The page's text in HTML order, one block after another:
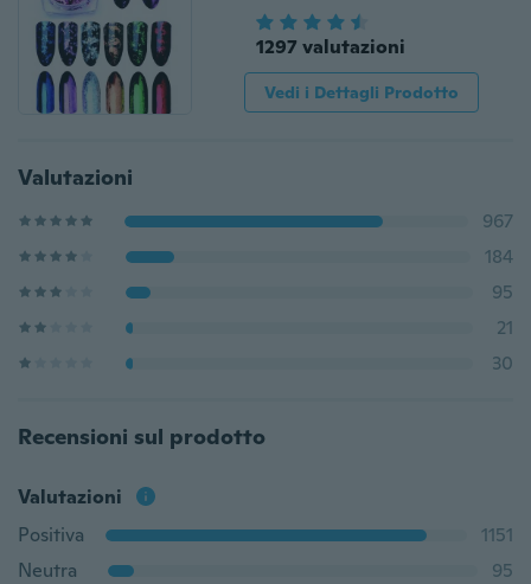
1297 valutazioni
Vedi i Dettagli Prodotto
Valutazioni
967
184
95
21
30
Recensioni sul prodotto
Valutazioni
Positiva
1151
Neutra
95